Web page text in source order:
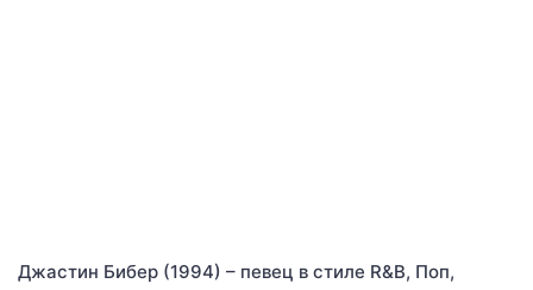
Джастин Бибер (1994) – певец в стиле R&B, Поп,